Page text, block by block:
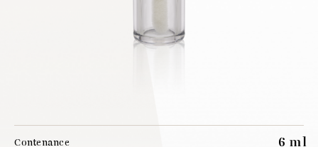
Contenance 6 ml